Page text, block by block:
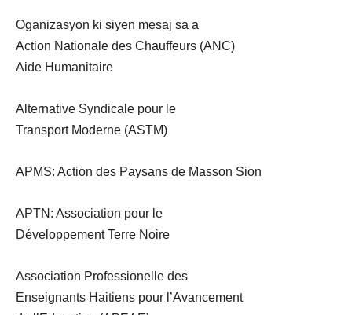
Oganizasyon ki siyen mesaj sa a
Action Nationale des Chauffeurs (ANC)
Aide Humanitaire
Alternative Syndicale pour le
Transport Moderne (ASTM)
APMS: Action des Paysans de Masson Sion
APTN: Association pour le
Développement Terre Noire
Association Professionelle des
Enseignants Haitiens pour l’Avancement